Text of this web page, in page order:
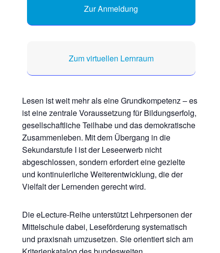
Zur Anmeldung
Zum virtuellen Lernraum
​​Lesen ist weit mehr als eine Grundkompetenz – es
ist eine zentrale Voraussetzung für Bildungserfolg,
gesellschaftliche Teilhabe und das demokratische
Zusammenleben. Mit dem Übergang in die
Sekundarstufe I ist der Leseerwerb nicht
abgeschlossen, sondern erfordert eine gezielte
und kontinuierliche Weiterentwicklung, die der
Vielfalt der Lernenden gerecht wird.
​Die eLecture-Reihe unterstützt Lehrpersonen der
Mittelschule dabei, Leseförderung systematisch
und praxisnah umzusetzen. Sie orientiert sich am